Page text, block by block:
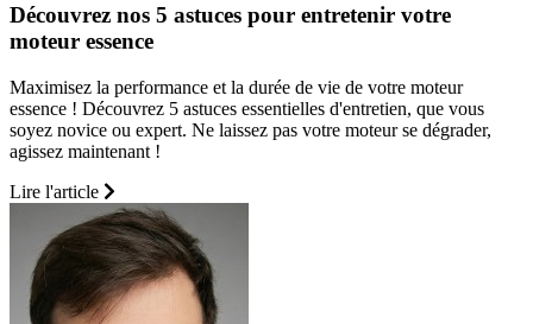
Découvrez nos 5 astuces pour entretenir votre
moteur essence
Maximisez la performance et la durée de vie de votre moteur
essence ! Découvrez 5 astuces essentielles d'entretien, que vous
soyez novice ou expert. Ne laissez pas votre moteur se dégrader,
agissez maintenant !
Lire l'article